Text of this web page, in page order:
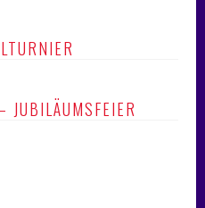
JUBILÄUMSFEIER